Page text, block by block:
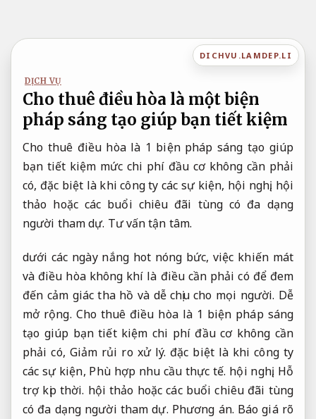
nội
DICHVU.LAMDEP.LI
DỊCH VỤ
Cho thuê điều hòa là một biện
pháp sáng tạo giúp bạn tiết kiệm
Cho thuê điều hòa là 1 biện pháp sáng tạo giúp
bạn tiết kiệm mức chi phí đầu cơ không cần phải
có, đặc biệt là khi công ty các sự kiện, hội nghị, hội
thảo hoặc các buổi chiêu đãi tùng có đa dạng
người tham dự. Tư vấn tận tâm.
dưới các ngày nắng hot nóng bức, việc khiến mát
và điều hòa không khí là điều cần phải có để đem
đến cảm giác tha hồ và dễ chịu cho mọi người. Dễ
mở rộng. Cho thuê điều hòa là 1 biện pháp sáng
tạo giúp bạn tiết kiệm chi phí đầu cơ không cần
phải có, Giảm rủi ro xử lý. đặc biệt là khi công ty
các sự kiện, Phù hợp nhu cầu thực tế. hội nghị, Hỗ
trợ kịp thời. hội thảo hoặc các buổi chiêu đãi tùng
có đa dạng người tham dự. Phương án. Báo giá rõ